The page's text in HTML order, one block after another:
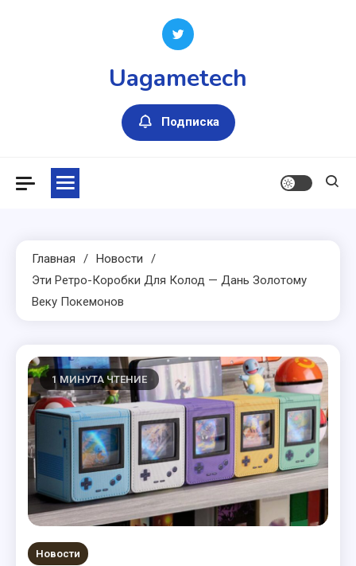
Uagametech
Подписка
Главная
Новости
Эти Ретро-Коробки Для Колод — Дань Золотому
Веку Покемонов
1 МИНУТА ЧТЕНИЕ
Новости